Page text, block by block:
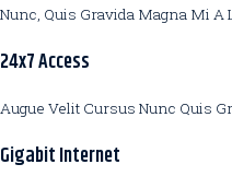
Nunc, Quis Gravida Magna Mi A
24x7 Access
Augue Velit Cursus Nunc Quis
Gigabit Internet